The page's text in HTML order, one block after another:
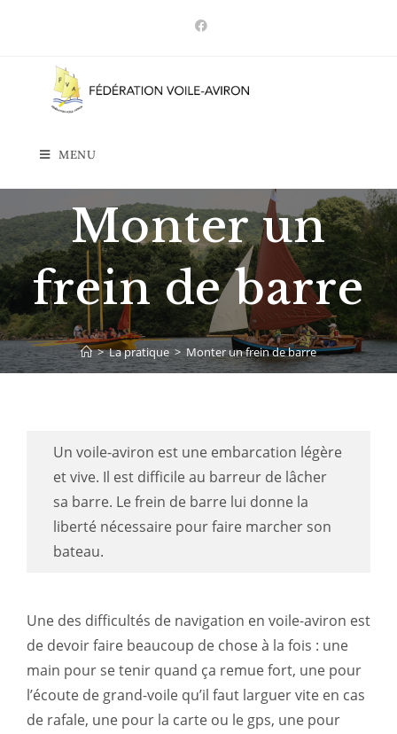
MENU
Monter un
frein de barre
> La pratique > Monter un frein de barre
Un voile-aviron est une embarcation légère
et vive. Il est difficile au barreur de lâcher
sa barre. Le frein de barre lui donne la
liberté nécessaire pour faire marcher son
bateau.
Une des difficultés de navigation en voile-aviron est
de devoir faire beaucoup de chose à la fois : une
main pour se tenir quand ça remue fort, une pour
l’écoute de grand-voile qu’il faut larguer vite en cas
de rafale, une pour la carte ou le gps, une pour